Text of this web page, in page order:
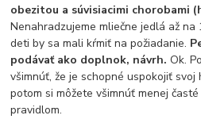
obezitou a súvisiacimi chorobami
Nenahradzujeme mliečne jedlá až na
deti by sa mali kŕmiť na požiadanie.
podávať ako doplnok, návrh.Ok.
všimnúť, že je schopné uspokojiť svoj
potom si môžete všimnúť menej
pravidlom.